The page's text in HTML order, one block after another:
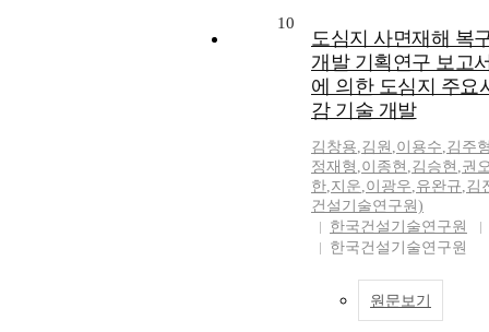
10
도심지 사면재해 복
개발 기획연구 보고
에 의한 도심지 주요
감 기술 개발
김창용,김원 ,이용수,김주
정재형 ,이종현 ,김승현 ,권
한,지운,이광우,유완규,김
건설기술연구원)
한국건설기술연구원
한국건설기술연구원
원문보기